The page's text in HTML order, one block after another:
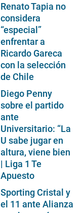
Renato Tapia no
considera
“especial”
enfrentar a
Ricardo Gareca
con la selección
de Chile
Diego Penny
sobre el partido
ante
Universitario: “La
U sabe jugar en
altura, viene bien
| Liga 1 Te
Apuesto
Sporting Cristal y
el 11 ante Alianza